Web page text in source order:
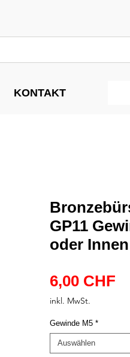
KONTAKT
GP11
oder Innen
6,00 CHF
inkl. MwSt.
Gewinde M5 *
Auswählen